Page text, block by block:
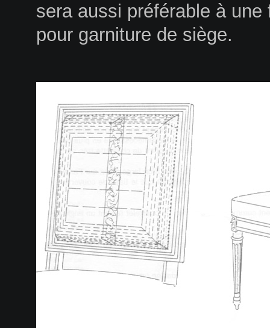
sera aussi préférable à une
pour garniture de siège.